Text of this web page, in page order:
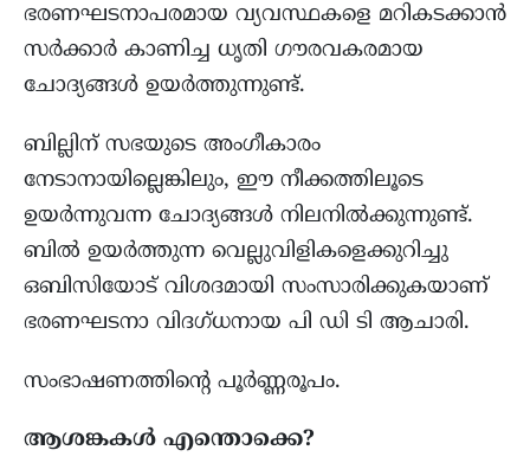
ഭരണഘടനാപരമായ വ്യവസ്ഥകളെ മറികടക്കാൻ
സർക്കാർ കാണിച്ച ധൃതി ഗൗരവകരമായ
ചോദ്യങ്ങൾ ഉയർത്തുന്നുണ്ട്.
ബില്ലിന് സഭയുടെ അംഗീകാരം
നേടാനായില്ലെങ്കിലും, ഈ നീക്കത്തിലൂടെ
ഉയർന്നുവന്ന ചോദ്യങ്ങൾ നിലനിൽക്കുന്നുണ്ട്.
ബിൽ ഉയർത്തുന്ന വെല്ലുവിളികളെക്കുറിച്ചു
ഒബിസിയോട് വിശദമായി സംസാരിക്കുകയാണ്
ഭരണഘടനാ വിദഗ്ധനായ പി ഡി ടി ആചാരി.
സംഭാഷണത്തിന്റെ പൂർണ്ണരൂപം.
ആശങ്കകൾ എന്തൊക്കെ?